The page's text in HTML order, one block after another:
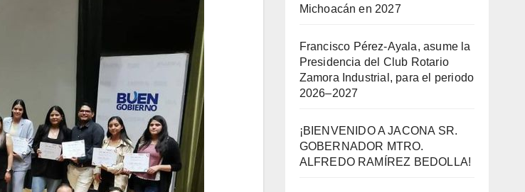
Michoacán en 2027
Francisco Pérez-Ayala, asume la
Presidencia del Club Rotario
Zamora Industrial, para el periodo
2026–2027
¡BIENVENIDO A JACONA SR.
GOBERNADOR MTRO.
ALFREDO RAMÍREZ BEDOLLA!